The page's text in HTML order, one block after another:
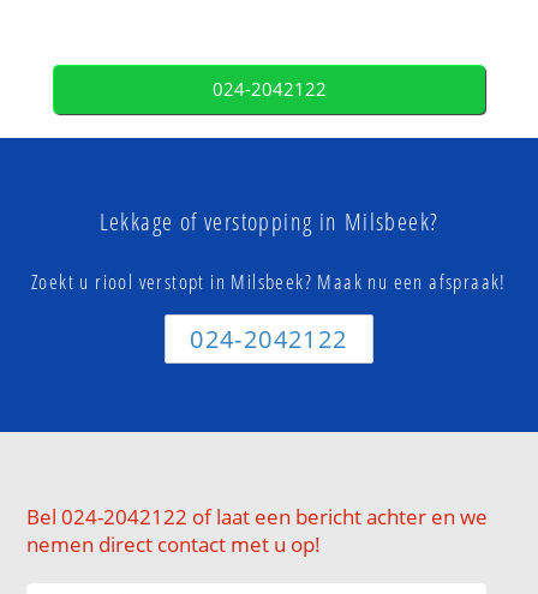
024-2042122
Lekkage of verstopping in Milsbeek?
Zoekt u riool verstopt in Milsbeek? Maak nu een afspraak!
024-2042122
Bel 024-2042122 of laat een bericht achter en we
nemen direct contact met u op!